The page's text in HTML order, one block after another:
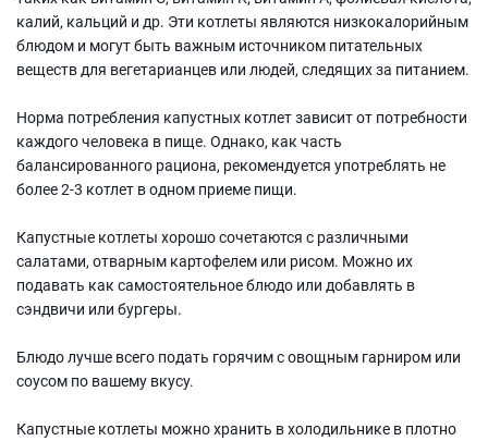
калий, кальций и др. Эти котлеты являются низкокалорийным
блюдом и могут быть важным источником питательных
веществ для вегетарианцев или людей, следящих за питанием.
Норма потребления капустных котлет зависит от потребности
каждого человека в пище. Однако, как часть
балансированного рациона, рекомендуется употреблять не
более 2-3 котлет в одном приеме пищи.
Капустные котлеты хорошо сочетаются с различными
салатами, отварным картофелем или рисом. Можно их
подавать как самостоятельное блюдо или добавлять в
сэндвичи или бургеры.
Блюдо лучше всего подать горячим с овощным гарниром или
соусом по вашему вкусу.
Капустные котлеты можно хранить в холодильнике в плотно